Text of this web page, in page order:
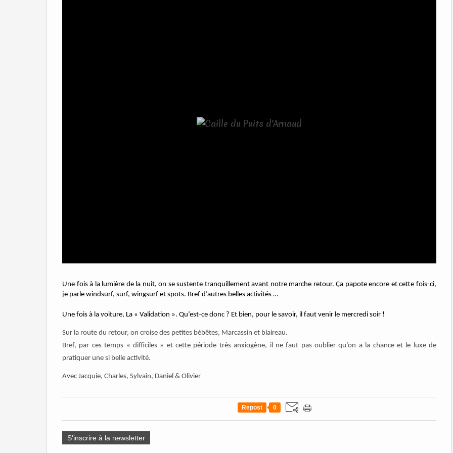
Une fois à la lumière de la nuit, on se sustente tranquillement avant notre marche retour. Ça papote encore et cette fois-ci,
je parle windsurf, surf, wingsurf et spots. Bref d’autres belles activités …
Une fois à la voiture, La « Validation ». Qu’est-ce donc ? Et bien, pour le savoir, il faut venir le mercredi soir !
Sur la route du retour, on croise des petites bébêtes, Marcassin et blaireau.
Bref, par ces temps « difficiles » et cette période très anxiogène, il ne faut pas oublier qu’on a la chance et le luxe de
pratiquer une si belle activité.
Avec Jacquie, Charles, Sylvain, Daniel & Olivier
Repost 0
S'inscrire à la newsletter